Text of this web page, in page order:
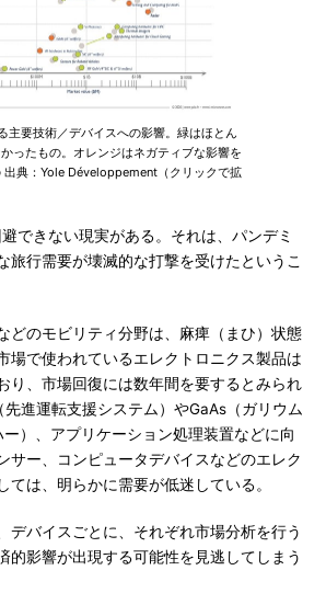
主要技術／デバイスへの影響。緑はほとん
ったもの。オレンジはネガティブな影響を
出典：Yole Développement（クリックで拡
できない現実がある。それは、パンデミ
旅行需要が壊滅的な打撃を受けたというこ
どのモビリティ分野は、麻痺（まひ）状態
場で使われているエレクトロニクス製品は
り、市場回復には数年間を要するとみられ
先進運転支援システム）やGaAs（ガリウム
）、アプリケーション処理装置などに向
サー、コンピュータデバイスなどのエレク
ては、明らかに需要が低迷している。
バイスごとに、それぞれ市場分析を行う
的影響が出現する可能性を見逃してしまう